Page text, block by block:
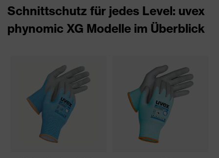
Schnittschutz für jedes Level: uvex
phynomic XG Modelle im Überblick